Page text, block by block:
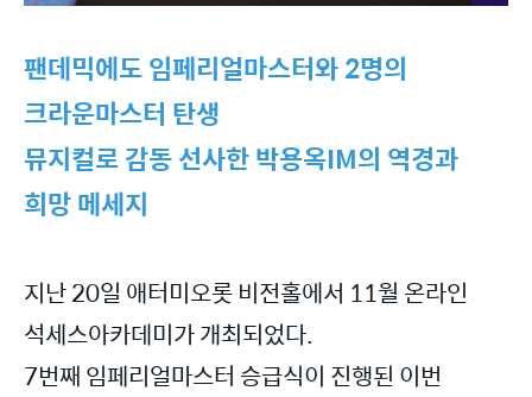
팬데믹에도 임페리얼마스터와 2명의
크라운마스터 탄생
뮤지컬로 감동 선사한 박용옥IM의 역경과
희망 메세지
지난 20일 애터미오롯 비전홀에서 11월 온라인
석세스아카데미가 개최되었다.
7번째 임페리얼마스터 승급식이 진행된 이번